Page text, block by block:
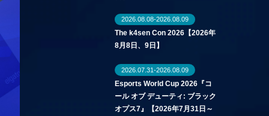
2026.08.08-2026.08.09
The k4sen Con 2026【2026年
8月8日、9日】
2026.07.31-2026.08.09
Esports World Cup 2026『コ
ール オブ デューティ: ブラック
オプス7』【2026年7月31日～